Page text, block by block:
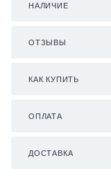
НАЛИЧИЕ
ОТЗЫВЫ
КАК КУПИТЬ
ОПЛАТА
ДОСТАВКА